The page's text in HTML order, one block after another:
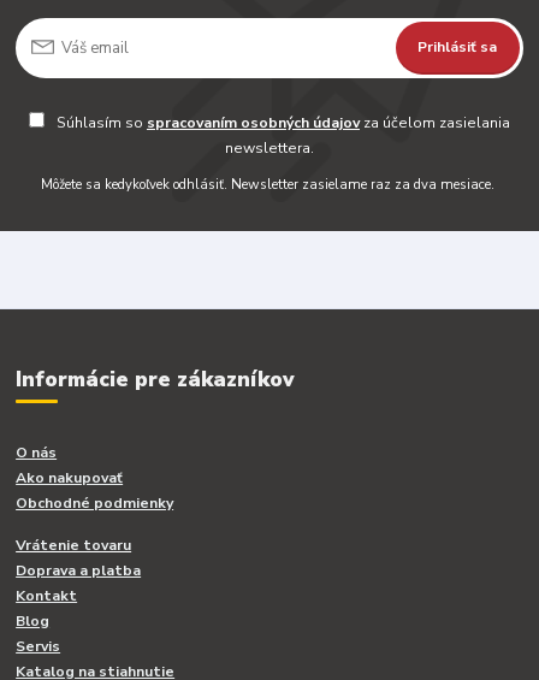
Prihlásiť sa
Súhlasím so spracovaním osobných údajovza účelom zasielania
newslettera.
Môžete sa kedykoľvek odhlásiť. Newsletter zasielame raz za dva mesiace.
Informácie pre zákazníkov
O nás
Ako nakupovať
Obchodné podmienky
Vrátenie tovaru
Doprava a platba
Kontakt
Blog
Servis
Katalog na stiahnutie